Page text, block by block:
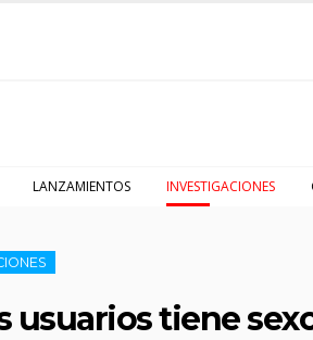
LANZAMIENTOS INVESTIGACIONES
usuarios tiene